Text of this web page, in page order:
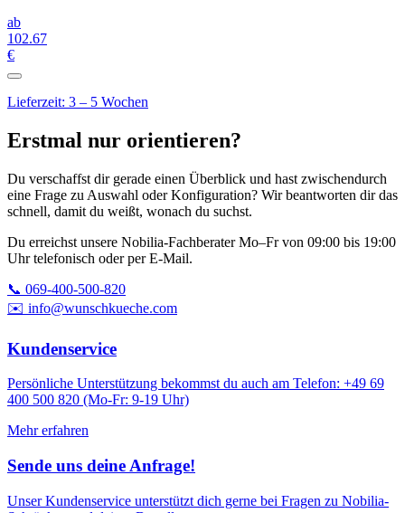
ab
102.67
€
Lieferzeit: 3 – 5 Wochen
Erstmal nur orientieren?
Du verschaffst dir gerade einen Überblick und hast zwischendurch
eine Frage zu Auswahl oder Konfiguration? Wir beantworten dir das
schnell, damit du weißt, wonach du suchst.
Du erreichst unsere Nobilia-Fachberater Mo–Fr von 09:00 bis 19:00
Uhr telefonisch oder per E-Mail.
📞 069-400-500-820
✉️ info@wunschkueche.com
Kundenservice
Persönliche Unterstützung bekommst du auch am Telefon: +49 69
400 500 820 (Mo-Fr: 9-19 Uhr)
Mehr erfahren
Sende uns deine Anfrage!
Unser Kundenservice unterstützt dich gerne bei Fragen zu Nobilia-